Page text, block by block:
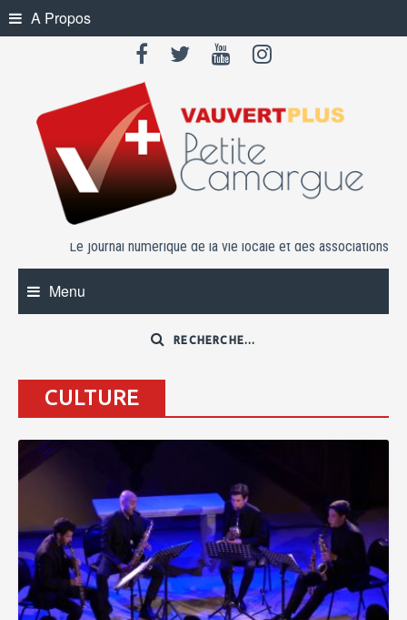
Skip
to
A Propos
Le journal numérique de la vie locale et des associations
Menu
CULTURE